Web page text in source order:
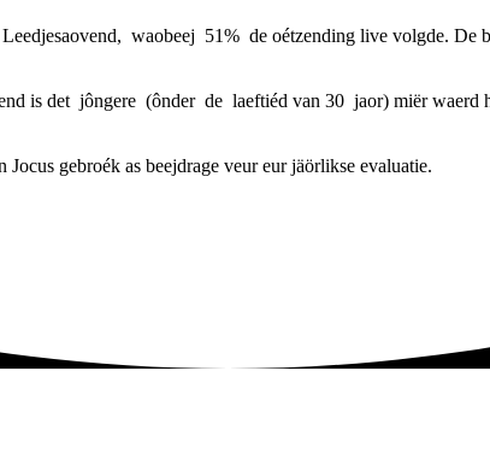
waobeej 51% de oétzending live volgde. De
is det jôngere (ônder de laeftiéd van 30 jaor) miër waerd
gebroék as beejdrage veur eur jäörlikse evaluatie.